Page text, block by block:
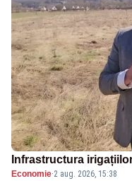
Infrastructura
Economie·2 aug. 2026, 15:38